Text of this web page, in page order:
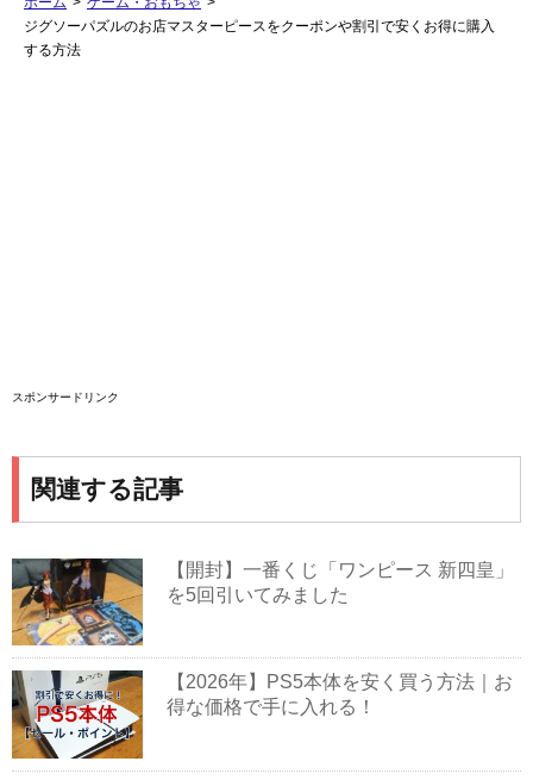
ジグソーパズルのお店マスターピースをクーポンや割引で安くお得に購入
する方法
スポンサードリンク
関連する記事
【開封】一番くじ「ワンピース 新四皇」
を5回引いてみました
【2026年】PS5本体を安く買う方法｜お
得な価格で手に入れる！